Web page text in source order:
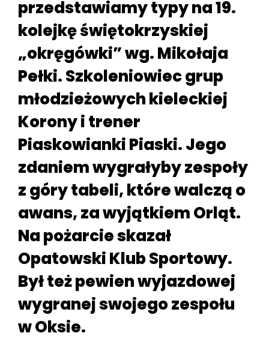
przedstawiamy typy na 19.
kolejkę świętokrzyskiej
„okręgówki” wg. Mikołaja
Pełki. Szkoleniowiec grup
młodzieżowych kieleckiej
Korony i trener
Piaskowianki Piaski. Jego
zdaniem wygrałyby zespoły
z góry tabeli, które walczą o
awans, za wyjątkiem Orląt.
Na pożarcie skazał
Opatowski Klub Sportowy.
Był też pewien wyjazdowej
wygranej swojego zespołu
w Oksie.